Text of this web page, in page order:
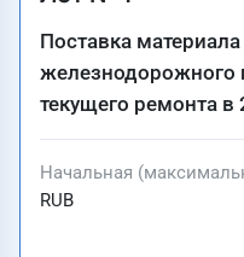
Поставка
железнодорожного
текущего ремонта в
Начальная
RUB